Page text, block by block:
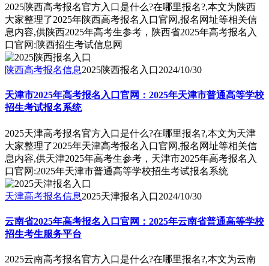
2025陕西高考报名官方入口是什么?在哪里报名?,本文为陕西
大家整理了2025年陕西高考报名入口官网,报名网址等相关信
息内容,供陕西2025年高考生参考，陕西省2025年高考报名入
口官网:陕西招生考试信息网
陕西高考报名信息2025陕西报名入口2024/10/30
天津市2025年高考报名入口官网：2025年天津市普通高等学校
招生考试报名系统
2025天津高考报名官方入口是什么?在哪里报名?,本文为天津
大家整理了2025年天津高考报名入口官网,报名网址等相关信
息内容,供天津2025年高考生参考，天津市2025年高考报名入
口官网:2025年天津市普通高等学校招生考试报名系统
天津高考报名信息2025天津报名入口2024/10/30
云南省2025年高考报名入口官网：2025年云南省普通高等学校
招生考生服务平台
2025云南高考报名官方入口是什么?在哪里报名?,本文为云南